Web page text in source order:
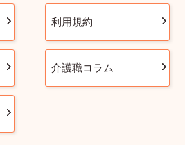
利用規約
介護職コラム